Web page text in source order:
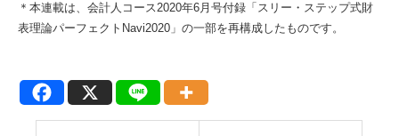
＊本連載は、会計人コース2020年6月号付録「スリー・ステップ式財
表理論パーフェクトNavi2020」の一部を再構成したものです。